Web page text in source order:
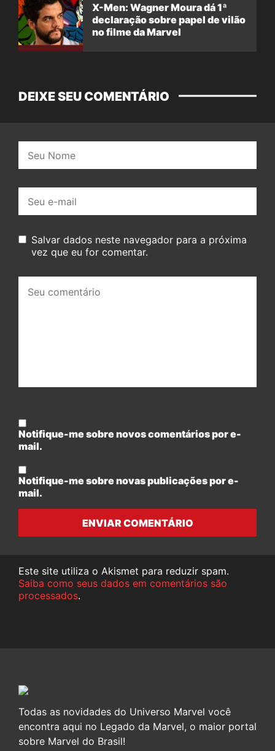
X-Men: Wagner Moura dá 1ª
declaração sobre papel de vilão
no filme da Marvel
DEIXE SEU COMENTÁRIO
mail:
Salvar dados neste navegador para a próxima
vez que eu for comentar.
comentário:
Notifique-me sobre novos comentários por e-
mail.
Notifique-me sobre novas publicações por e-
mail.
ENVIAR COMENTÁRIO
Este site utiliza o Akismet para reduzir spam.
Saiba como seus dados em comentários são
processados.
Todas as novidades do Universo Marvel você
encontra aqui no Legado da Marvel, o maior portal
sobre Marvel do Brasil!